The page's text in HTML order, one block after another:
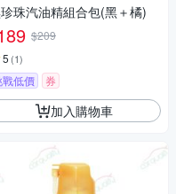
珠汽油精組合包(黑＋橘)
$209
5 (1)
戰低價 券
加入購物車